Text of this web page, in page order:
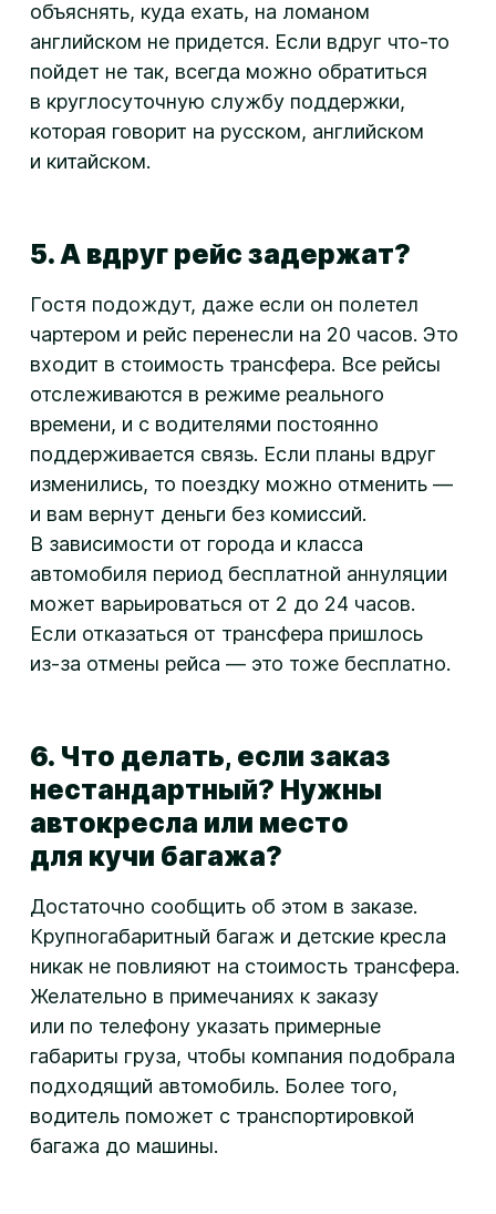
объяснять, куда ехать, на ломаном
английском не придется. Если вдруг что-то
пойдет не так, всегда можно обратиться
в круглосуточную службу поддержки,
которая говорит на русском, английском
и китайском.
5. А вдруг рейс задержат?
Гостя подождут, даже если он полетел
чартером и рейс перенесли на 20 часов. Это
входит в стоимость трансфера. Все рейсы
отслеживаются в режиме реального
времени, и с водителями постоянно
поддерживается связь. Если планы вдруг
изменились, то поездку можно отменить —
и вам вернут деньги без комиссий.
В зависимости от города и класса
автомобиля период бесплатной аннуляции
может варьироваться от 2 до 24 часов.
Если отказаться от трансфера пришлось
из-за отмены рейса — это тоже бесплатно.
6. Что делать, если заказ
нестандартный? Нужны
автокресла или место
для кучи багажа?
Достаточно сообщить об этом в заказе.
Крупногабаритный багаж и детские кресла
никак не повлияют на стоимость трансфера.
Желательно в примечаниях к заказу
или по телефону указать примерные
габариты груза, чтобы компания подобрала
подходящий автомобиль. Более того,
водитель поможет с транспортировкой
багажа до машины.